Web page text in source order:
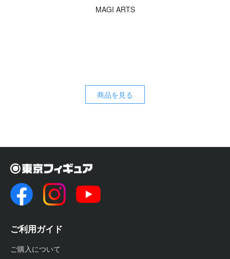
MAGI ARTS
商品を見る
ご利用ガイド
ご購入について